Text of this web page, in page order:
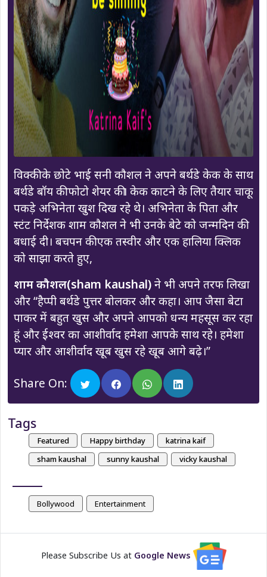
विक्की के छोटे भाई सनी कौशल ने अपने बर्थडे केक के साथ
बर्थडे बॉय की फोटो शेयर की। केक काटने के लिए तैयार चाकू
पकड़े अभिनेता खुश दिख रहे थे। अभिनेता के पिता और
स्टंट निर्देशक शाम कौशल ने भी उनके बेटे को जन्मदिन की
बधाई दी। बचपन की एक तस्वीर और एक हालिया क्लिक
को साझा करते हुए,
शाम कौशल(sham kaushal)ने भी अपने तरफ लिखा
और “हैप्पी बर्थडे पुत्तर बोलकर और कहा। आप जैसा बेटा
पाकर में बहुत खुस और अपने आपको धन्य महसूस कर रहा
हूं और ईश्वर का आशीर्वाद हमेशा आपके साथ रहे। हमेशा
प्यार और आशीर्वाद खूब खुस रहे खूब आगे बढ़े।”
Share On:
Tags
Featured Happy birthday
katrina kaif
sham kaushal
sunny kaushal vicky kaushal
Bollywood Entertainment
Please Subscribe Us at Google News